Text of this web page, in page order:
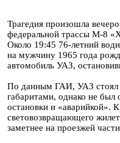
Трагедия произошла
федеральной трассы М-8
Около 19:45 76-летний
на мужчину 1965 года
автомобиль УАЗ,
По данным ГАИ, УАЗ стоял
габаритами, однако не был
остановки и «аварийкой».
световозвращающего
заметнее на проезжей